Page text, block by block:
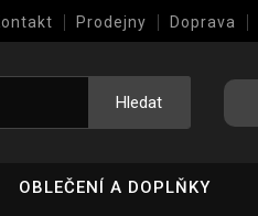
Prodejny Doprava
Hledat
OBLEČENÍ A DOPLŇKY